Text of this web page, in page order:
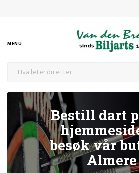
MENU
Bestill dart
besøk vår
Almere